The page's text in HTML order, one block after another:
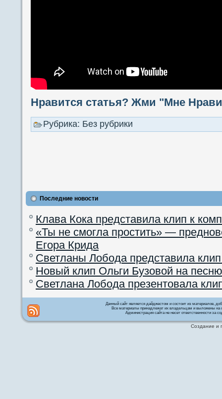
Нравится статья? Жми "Мне
Рубрика: Без рубрики
Последние новости
Клава Кока представила клип к
«Ты не смогла простить» —
Егора Крида
Светланы Лобода представила
Новый клип Ольги Бузовой на
Светлана Лобода презентовала
Данный сайт является дайджестом и состоит из материалов,
Все материалы принадлежат их владельцам и выложены на
Администрация сайта не несет ответственности за
Создание и